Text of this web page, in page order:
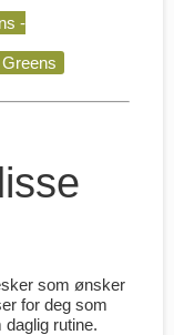
-
som ønsker
for deg som
rutine.